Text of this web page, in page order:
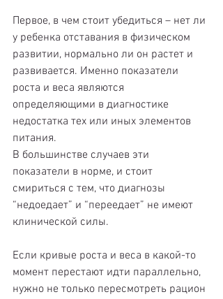
Первое, в чем стоит убедиться – нет ли
у ребенка отставания в физическом
развитии, нормально ли он растет и
развивается. Именно показатели
роста и веса являются
определяющими в диагностике
недостатка тех или иных элементов
питания.
В большинстве случаев эти
показатели в норме, и стоит
смириться с тем, что диагнозы
“недоедает” и “переедает” не имеют
клинической силы.
Если кривые роста и веса в какой-то
момент перестают идти параллельно,
нужно не только пересмотреть рацион